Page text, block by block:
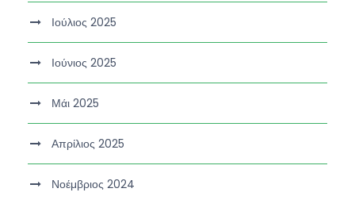
Ιούλιος 2025
Ιούνιος 2025
Μάι 2025
Απρίλιος 2025
Νοέμβριος 2024